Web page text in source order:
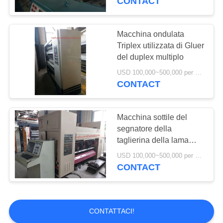
Macchina ondulata
Triplex utilizzata di Gluer
del duplex multiplo
USD 100,000~500,000 per set MOQ:1 insieme
CONTACT
Macchina sottile del
segnatore della
taglierina della lama
della seconda mano del
servocomando del
USD 100,000~500,000 per set MOQ:1 insieme
CONTACT
CONTATTACI!